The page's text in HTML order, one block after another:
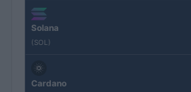
Solana
(SOL)
Cardano